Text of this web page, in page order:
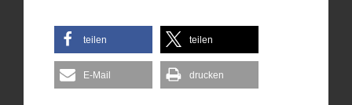
teilen teilen
E-Mail drucken